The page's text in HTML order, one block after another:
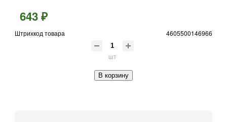
643 ₽
Штрихкод товара 4605500146966
шт
В корзину